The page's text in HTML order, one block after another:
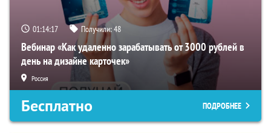
01:14:17 Получили:48
Вебинар «Как удаленно зарабатывать от 3000 рублей в
день на дизайне карточек»
Россия
Бесплатно ПОДРОБНЕЕ